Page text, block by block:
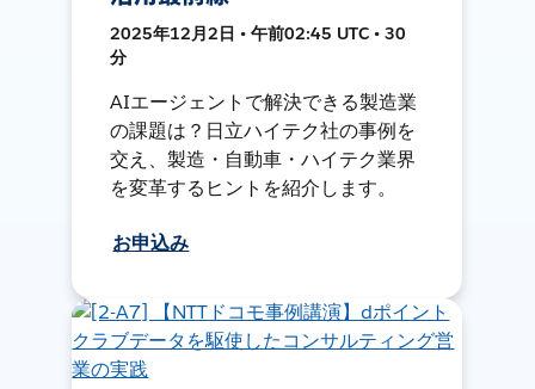
2025年12月2日 • 午前02:45 UTC • 30
分
AIエージェントで解決できる製造業
の課題は？日立ハイテク社の事例を
交え、製造・自動車・ハイテク業界
を変革するヒントを紹介します。
お申込み